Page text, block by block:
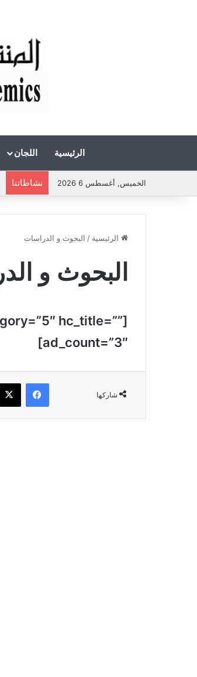
الرئيسية اللجان
الخميس, أغسطس 6 2026 نشاطاتنا
الرئيسية / البحوث و الدراسات
البحوث و
hc_title=””
ad_count=”3″]
شاركها
فيسبوك